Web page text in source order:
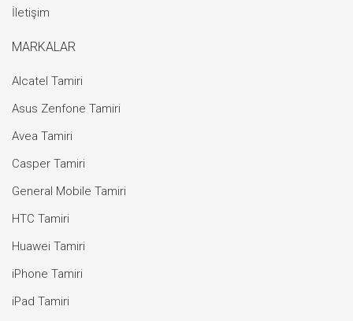
İletişim
MARKALAR
Alcatel Tamiri
Asus Zenfone Tamiri
Avea Tamiri
Casper Tamiri
General Mobile Tamiri
HTC Tamiri
Huawei Tamiri
iPhone Tamiri
iPad Tamiri